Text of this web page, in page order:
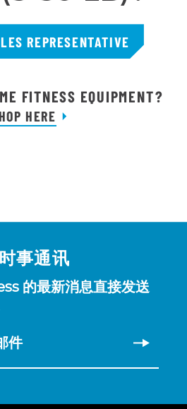
REPRESENTATIVE
FITNESS EQUIPMENT?
HERE
事通讯
的最新消息直接发送
件